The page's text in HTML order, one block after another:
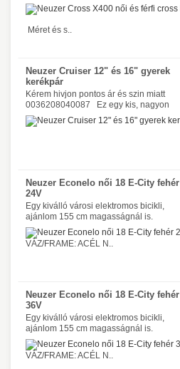
Méret és s..
Neuzer Cruiser 12" és 16" gyerek
kerékpár
Kérem hivjon pontos ár és szin miatt
0036208040087 Ez egy kis, nagyon
Neuzer Econelo női 18 E-City fehér
24V
Egy kiválló városi elektromos bicikli,
ajánlom 155 cm magasságnál is.
VÁZ/FRAME: ACÉL N..
Neuzer Econelo női 18 E-City fehér
36V
Egy kiválló városi elektromos bicikli,
ajánlom 155 cm magasságnál is.
VÁZ/FRAME: ACÉL N..